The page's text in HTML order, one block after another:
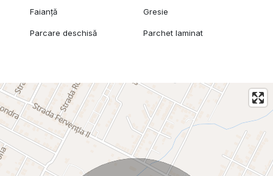
Faianță Gresie
Parcare deschisă Parchet laminat